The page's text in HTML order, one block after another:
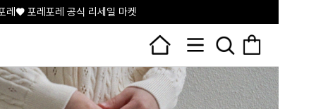
매일매일 출석체크📅